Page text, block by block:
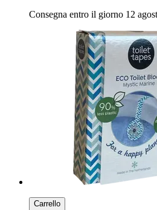
Consegna entro il giorno 12
Carrello